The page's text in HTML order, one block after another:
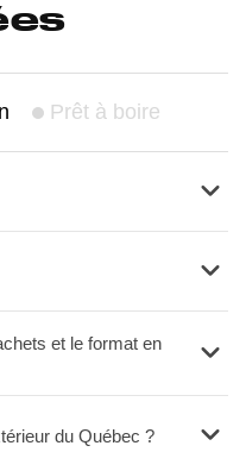
Prêt à boire
et le format en
du Québec ?